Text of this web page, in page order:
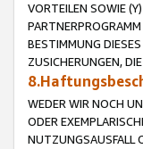
VORTEILEN SOWIE
BESTIMMUNG
ZUSICHERUNGEN,
WEDER WIR NOCH
ODER
NUTZUNGSAUSFALL